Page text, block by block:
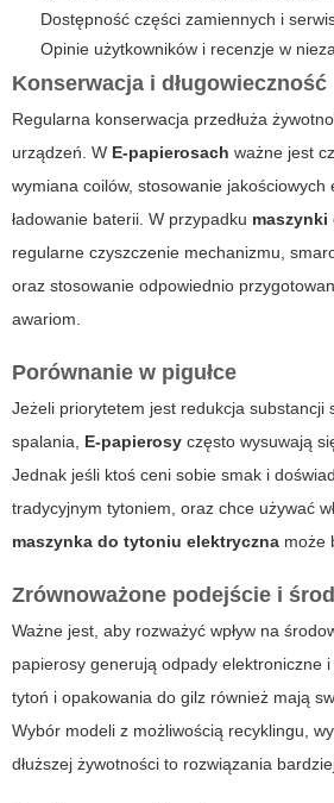
Dostępność części zamiennych i
Opinie użytkowników i recenzje w
Konserwacja i długowieczność
Regularna konserwacja przedłuża
urządzeń. W E-papierosach ważne jest
wymiana coilów, stosowanie jakościowych
ładowanie baterii. W przypadku
regularne czyszczenie mechanizmu,
oraz stosowanie odpowiednio
awariom.
Porównanie w pigułce
Jeżeli priorytetem jest redukcja substancji
spalania, E-papierosy często wysuwają
Jednak jeśli ktoś ceni sobie smak i
tradycyjnym tytoniem, oraz chce używać
maszynka do tytoniu elektryczna może
Zrównoważone podejście i
Ważne jest, aby rozważyć wpływ na
papierosy generują odpady elektroniczne
tytoń i opakowania do gilz również mają
Wybór modeli z możliwością recyklingu,
dłuższej żywotności to rozwiązania